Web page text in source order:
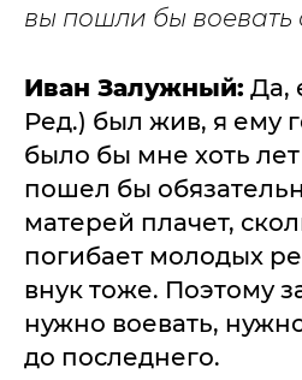
вы пошли бы воевать
Иван Залужный: Да,
Ред.) был жив, я ему
было бы мне хоть лет
пошел бы
матерей плачет,
погибает молодых
внук тоже. Поэтому
нужно воевать,
до последнего.